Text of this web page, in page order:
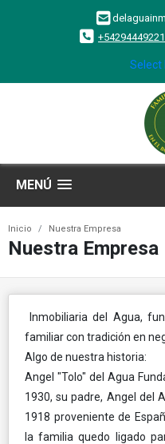
Select
MENÚ
Inicio Nuestra Empresa
Nuestra Empresa
Inmobiliaria del Agua,
familiar con tradición en
Algo de nuestra historia:
Angel "Tolo" del Agua
1930, su padre, Angel del
1918 proveniente de
la familia quedo ligado